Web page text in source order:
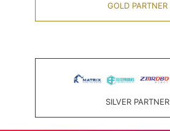
GOLD PARTNER
SILVER PARTNER